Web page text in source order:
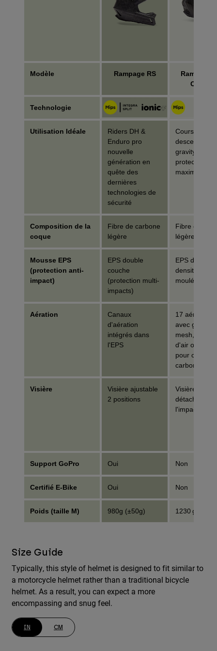
Modèle Rampage RS
Rampage
Carbon
Technologie
Utilisation Idéale
Riders DH &
Enduro pro
nouvelle
génération en
quête des
dernières
technologies de
sécurité
Course de
descente et
gravity ;
protection
maximale
Composition de la
coque
Fibre de carbone
légère
Fibre de
légère
Mousse EPS
(protection anti-
impact)
EPS double
couche
(protection multi-
impacts)
EPS double
densité
moulé
Aération
Canaux
d'aération
intégrés dans
l'EPS
17 aérations
avec grilles
mesh,
d'air
pour
carbone
Visière
Visière ajustable
2 positions
Visière fixe «
détachable »
l'impact
Support GoPro Oui Non
Certifié E-Bike Oui Non
Poids (taille M) 980g (±50g) 1230 g (±50
Size Guide
Typically, this style of helmet is designed to fit similar to
a motorcycle helmet rather than a traditional bicycle
helmet. As a result, you can expect a more
encompassing and snug feel.
IN CM